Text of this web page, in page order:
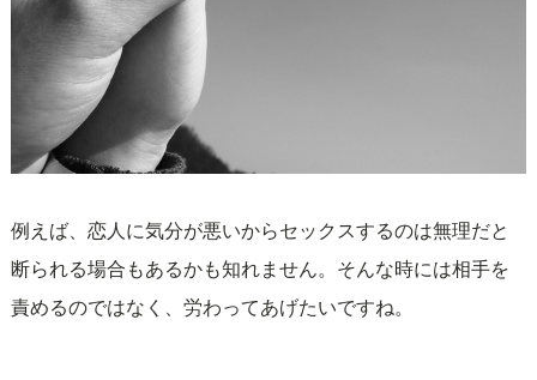
例えば、恋人に気分が悪いからセックスするのは無理だと
断られる場合もあるかも知れません。そんな時には相手を
責めるのではなく、労わってあげたいですね。